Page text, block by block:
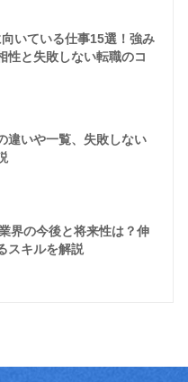
いている仕事15選！強み
性と失敗しない転職のコ
違いや一覧、失敗しない
界の今後と将来性は？伸
スキルを解説